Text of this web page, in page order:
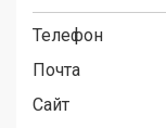
Телефон
Почта
Сайт